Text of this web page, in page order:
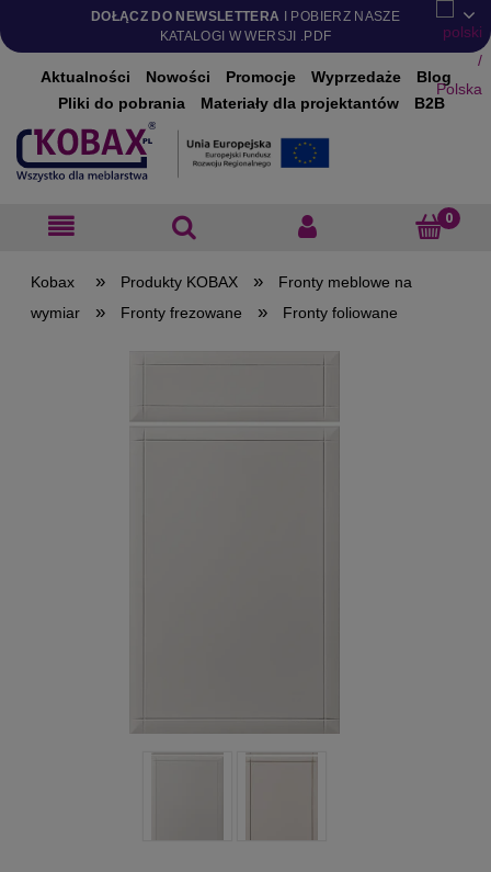
DOŁĄCZ DO NEWSLETTERA I POBIERZ NASZE
KATALOGI W WERSJI .PDF
Aktualności Nowości Promocje Wyprzedaże
Blog
Pliki do pobrania
Materiały dla projektantów B2B
» Produkty KOBAX »
Fronty meblowe na
wymiar
» Fronty frezowane » Fronty foliowane